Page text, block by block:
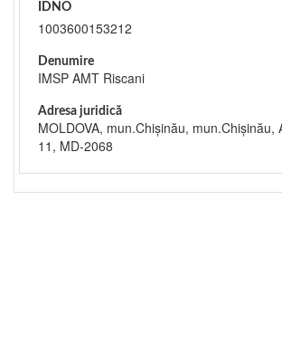
IDNO
1003600153212
Denumire
IMSP AMT Riscani
Adresa juridică
MOLDOVA, mun.Chişinău, mun.Chişinău,
11, MD-2068